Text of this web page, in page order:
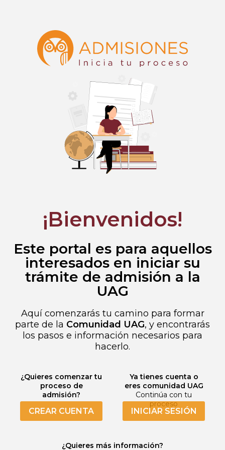
¡Bienvenidos!
Este portal es para aquellos
interesados en iniciar su
trámite de admisión a la
UAG
Aquí comenzarás tu camino para formar
parte de la Comunidad UAG, y encontrarás
los pasos e información necesarios para
hacerlo.
¿Quieres comenzar tu
proceso de
admisión?
CREAR CUENTA
Ya tienes cuenta o
eres comunidad UAG
Continúa con tu
proceso
INICIAR SESIÓN
¿Quieres más información?